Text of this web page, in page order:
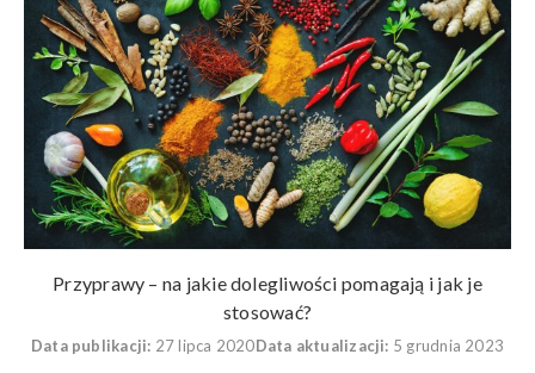
Przyprawy – na jakie dolegliwości pomagają i jak je
stosować?
Data publikacji: 27 lipca 2020Data aktualizacji: 5 grudnia 2023